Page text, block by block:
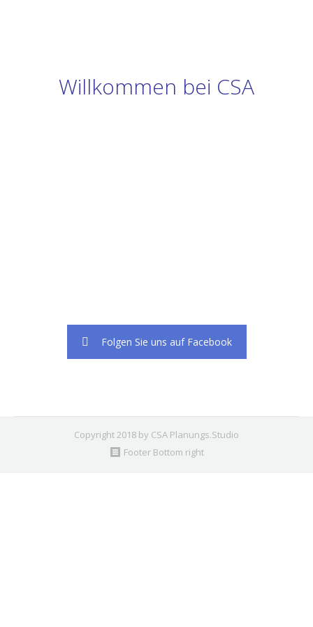
Willkommen bei CSA
Folgen Sie uns auf Facebook
Copyright 2018 by CSA Planungs.Studio
Footer Bottom right